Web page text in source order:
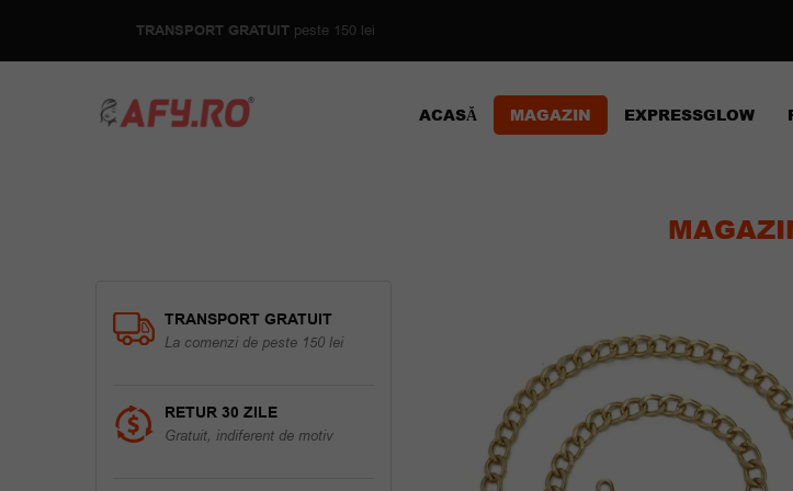
TRANSPORT GRATUIT peste 150 lei
ACASĂ MAGAZIN EXPRESSGLOW
TRANSPORT GRATUIT
La comenzi de peste 150 lei
RETUR 30 ZILE
Gratuit, indiferent de motiv